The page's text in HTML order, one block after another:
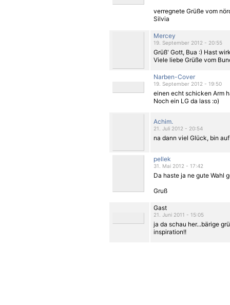
verregnete Grüße vom
Silvia
Mercey
19. September 2012 - 20:55
Grüß' Gott, Bua :) Hast
Viele liebe Grüße vom
Narben-Cover
19. September 2012 - 19:50
einen echt schicken Arm
Noch ein LG da lass :o)
Achim.
21. Juli 2012 - 20:54
na dann viel Glück, bin
pellek
31. Mai 2012 - 17:42
Da haste ja ne gute Wahl
Gruß
Gast
21. Juni 2011 - 15:05
ja da schau her...bärige
inspiration!!